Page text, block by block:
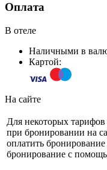
Оплата
В отеле
Наличными в
Картой:
На сайте
Для некоторых тарифов
при бронировании на
оплатить
бронирование с